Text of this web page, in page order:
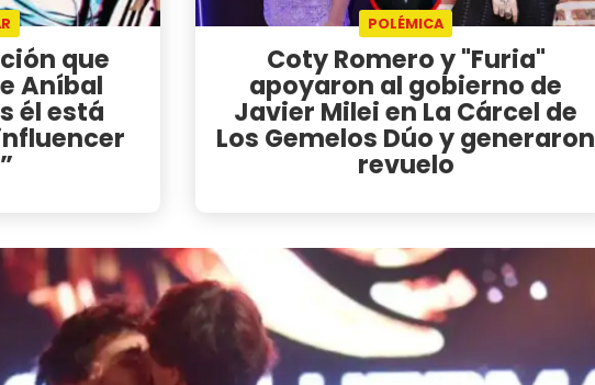
que
Aníbal
él está
POLÉMICA
Coty Romero y "Furia"
apoyaron al gobierno de
Javier Milei en La Cárcel de
Los Gemelos Dúo y generaron
revuelo